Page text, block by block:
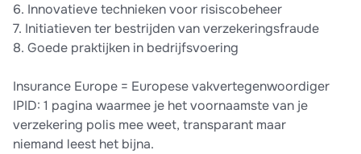
6. Innovatieve technieken voor risiscobeheer
7. Initiatieven ter bestrijden van verzekeringsfraude
8. Goede praktijken in bedrijfsvoering
Insurance Europe = Europese vakvertegenwoordiger
IPID: 1 pagina waarmee je het voornaamste van je
verzekering polis mee weet, transparant maar
niemand leest het bijna.